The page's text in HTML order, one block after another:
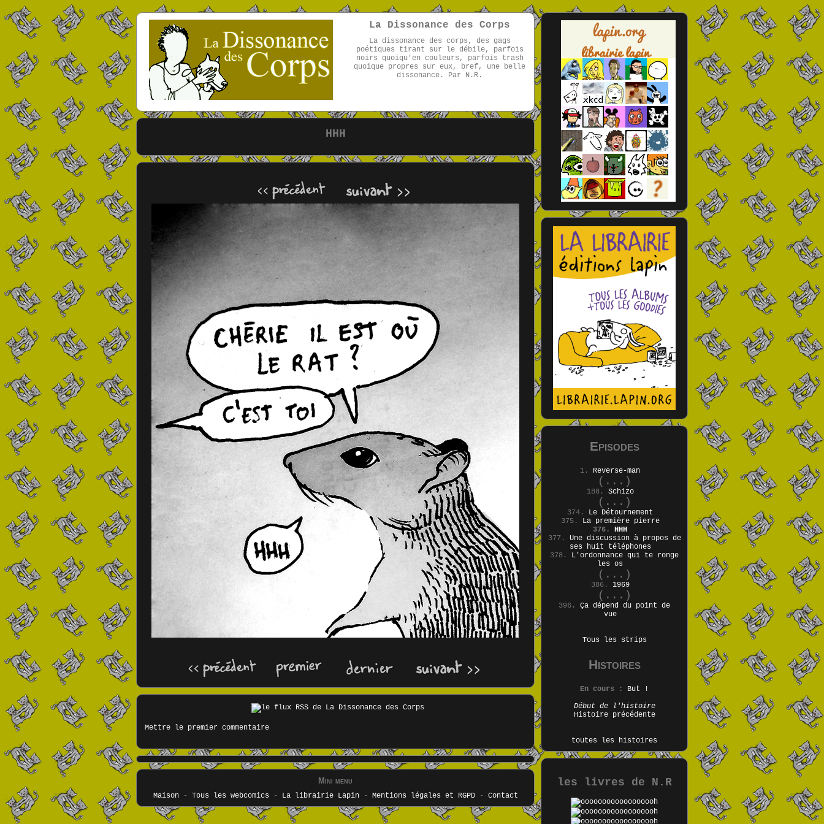
La Dissonance des Corps
La dissonance des corps, des gags
poétiques tirant sur le débile, parfois
noirs quoiqu'en couleurs, parfois trash
quoique propres sur eux, bref, une belle
dissonance. Par N.R.
HHH
Mettre le premier commentaire
Mini menu
Maison- Tous les webcomics - La librairie Lapin- Mentions légales et RGPD- Contact
Episodes
1. Reverse-man
(...)
188. Schizo
(...)
374. Le Détournement
375.
La première pierre
376. HHH
377. Une discussion à propos de
ses huit téléphones
378. L'ordonnance qui te ronge
les os
(...)
386. 1969
(...)
396. Ça dépend du point de
vue
Tous les strips
Histoires
En cours :
But !
Début de l'histoire
Histoire précédente
toutes les histoires
les livres de N.R